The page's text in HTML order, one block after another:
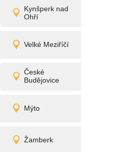
Kynšperk nad
Ohří
Detail
promítání
Velké Meziříčí
Detail
promítání
České
Budějovice
Detail
promítání
Mýto
Detail
promítání
Žamberk
Detail
promítání